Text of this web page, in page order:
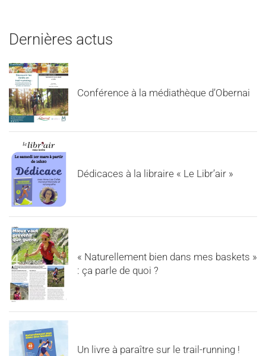
Dernières actus
Conférence à la médiathèque d’Obernai
Dédicaces à la libraire « Le Libr’air »
« Naturellement bien dans mes baskets »
: ça parle de quoi ?
Un livre à paraître sur le trail-running !